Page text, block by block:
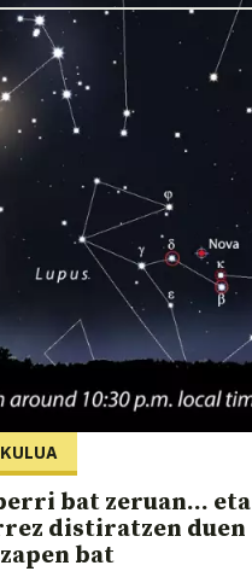
bat zeruan... eta
distiratzen duen
bat